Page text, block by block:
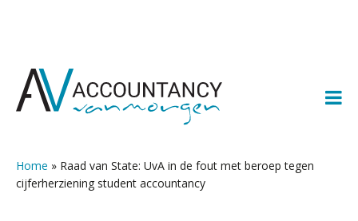
naar
naar
naar
naar
Home » Raad van State: UvA in de fout met beroep tegen
cijferherziening student accountancy